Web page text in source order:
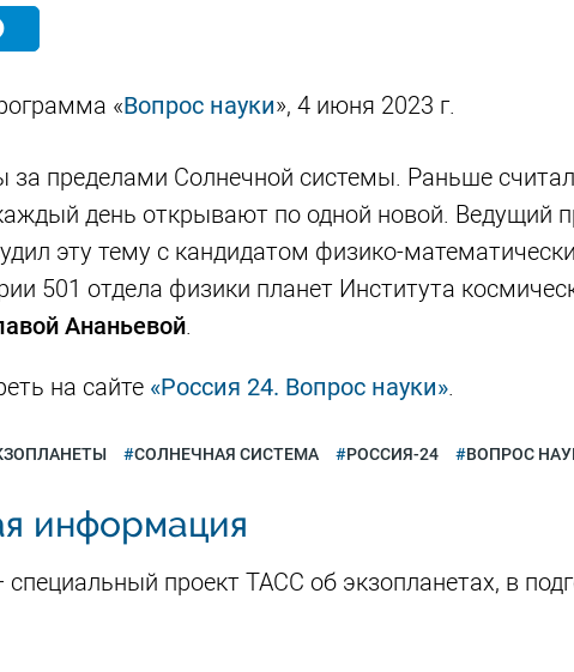
«Вопрос науки», 4 июня 2023 г.
пределами Солнечной системы. Раньше
день открывают по одной новой. Ведущий
эту тему с кандидатом физико-
501 отдела физики планет Института
Ананьевой
на сайте «Россия 24. Вопрос науки»
СОЛНЕЧНАЯ СИСТЕМА РОССИЯ-24 ВОПРОС
информация
специальный проект ТАСС об экзопланетах, в